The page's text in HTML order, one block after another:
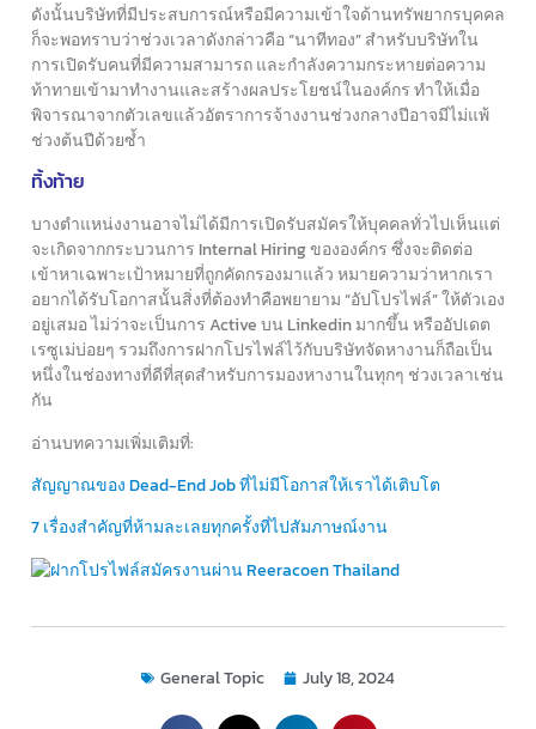
ดังนั้นบริษัทที่มีประสบการณ์หรือมีความเข้าใจด้านทรัพยากรบุคคล
ก็จะพอทราบว่าช่วงเวลาดังกล่าวคือ “นาทีทอง” สำหรับบริษัทใน
การเปิดรับคนที่มีความสามารถ และกำลังความกระหายต่อความ
ท้าทายเข้ามาทำงานและสร้างผลประโยชน์ในองค์กร ทำให้เมื่อ
พิจารณาจากตัวเลขแล้วอัตราการจ้างงานช่วงกลางปีอาจมีไม่แพ้
ช่วงต้นปีด้วยซ้ำ
ทิ้งท้าย
บางตำแหน่งงานอาจไม่ได้มีการเปิดรับสมัครให้บุคคลทั่วไปเห็นแต่
จะเกิดจากกระบวนการ Internal Hiring ขององค์กร ซึ่งจะติดต่อ
เข้าหาเฉพาะเป้าหมายที่ถูกคัดกรองมาแล้ว หมายความว่าหากเรา
อยากได้รับโอกาสนั้นสิ่งที่ต้องทำคือพยายาม “อัปโปรไฟล์” ให้ตัวเอง
อยู่เสมอ ไม่ว่าจะเป็นการ Active บน Linkedin มากขึ้น หรืออัปเดต
เรซูเม่บ่อยๆ รวมถึงการฝากโปรไฟล์ไว้กับบริษัทจัดหางานก็ถือเป็น
หนึ่งในช่องทางที่ดีที่สุดสำหรับการมองหางานในทุกๆ ช่วงเวลาเช่น
กัน
อ่านบทความเพิ่มเติมที่:
สัญญาณของ Dead-End Job ที่ไม่มีโอกาสให้เราได้เติบโต
7 เรื่องสำคัญที่ห้ามละเลยทุกครั้งที่ไปสัมภาษณ์งาน
General Topic July 18, 2024